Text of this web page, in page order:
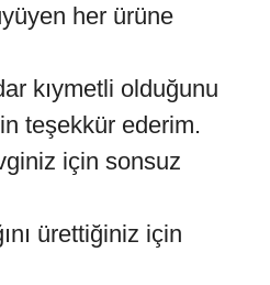
her ürüne
kıymetli olduğunu
teşekkür ederim.
için sonsuz
ürettiğiniz için